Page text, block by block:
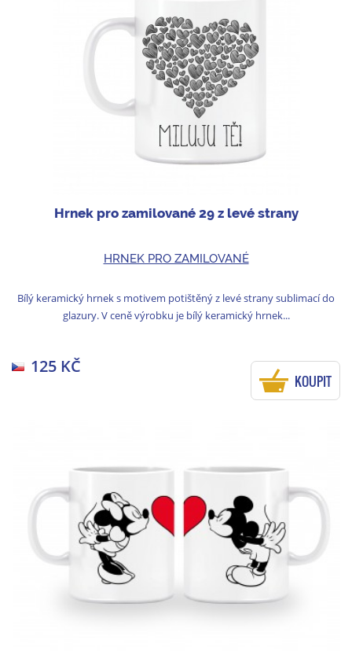
Hrnek pro zamilované 29 z levé strany
HRNEK PRO ZAMILOVANÉ
Bílý keramický hrnek s motivem potištěný z levé strany sublimací do
glazury. V ceně výrobku je bílý keramický hrnek...
125 KČ
KOUPIT